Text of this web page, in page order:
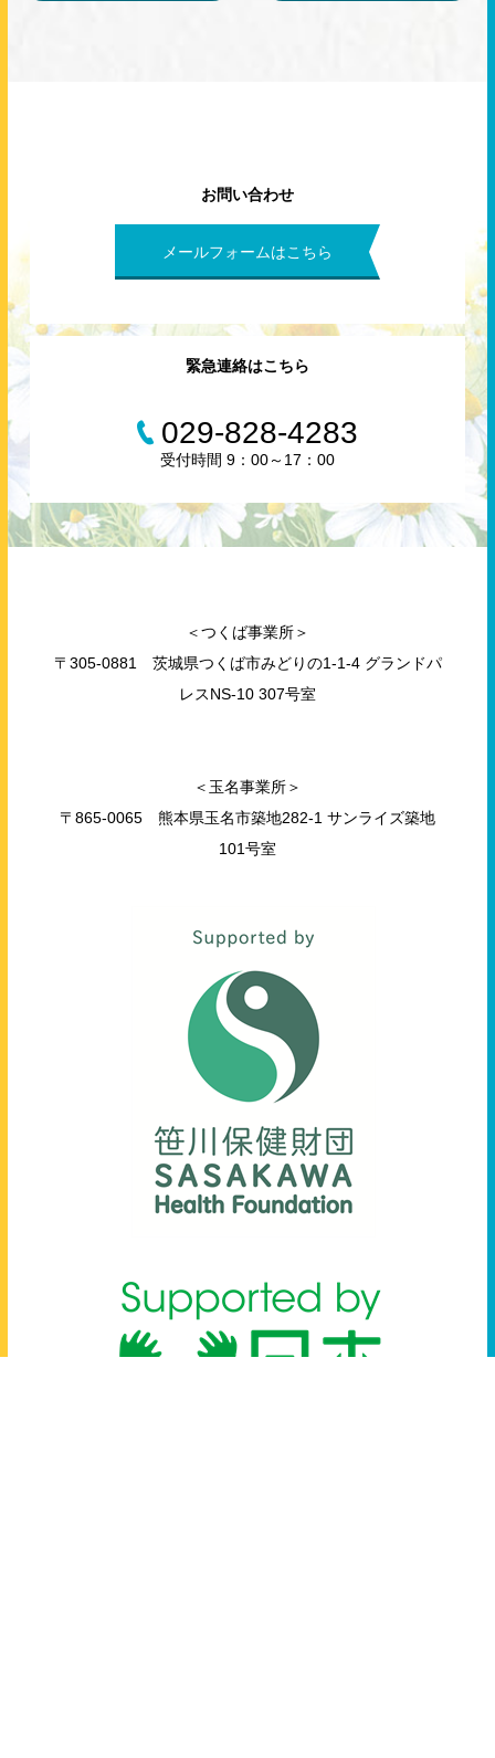
お問い合わせ
メールフォームはこちら
緊急連絡はこちら
029-828-4283
受付時間 9：00～17：00
＜つくば事業所＞
〒305-0881 茨城県つくば市みどりの1-1-4 グランドパ
レスNS-10 307号室
＜玉名事業所＞
〒865-0065 熊本県玉名市築地282-1 サンライズ築地
101号室